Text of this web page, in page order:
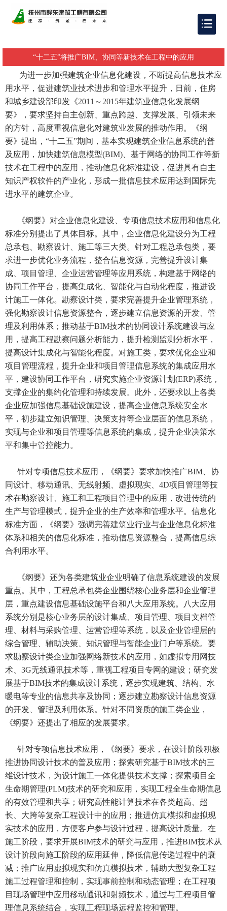
“十二五”将推广BIM、协同等新技术在工程中的应用
为进一步加强建筑企业信息化建设，不断提高信息技术应
用水平，促进建筑业技术进步和管理水平提升，日前，住房
和城乡建设部印发《2011～2015年建筑业信息化发展纲
要》，要求坚持自主创新、重点跨越、支撑发展、引领未来
的方针，高度重视信息化对建筑业发展的推动作用。《纲
要》提出，“十二五”期间，基本实现建筑企业信息系统的普
及应用，加快建筑信息模型(BIM)、基于网络的协同工作等新
技术在工程中的应用，推动信息化标准建设，促进具有自主
知识产权软件的产业化，形成一批信息技术应用达到国际先
进水平的建筑企业。
《纲要》对企业信息化建设、专项信息技术应用和信息化
标准分别提出了具体目标。其中，企业信息化建设分为工程
总承包、勘察设计、施工等三大类。针对工程总承包类，要
求进一步优化业务流程，整合信息资源，完善提升设计集
成、项目管理、企业运营管理等应用系统，构建基于网络的
协同工作平台，提高集成化、智能化与自动化程度，推进设
计施工一体化。勘察设计类，要求完善提升企业管理系统，
强化勘察设计信息资源整合，逐步建立信息资源的开发、管
理及利用体系；推动基于BIM技术的协同设计系统建设与应
用，提高工程勘察问题分析能力，提升检测监测分析水平，
提高设计集成化与智能化程度。对施工类，要求优化企业和
项目管理流程，提升企业和项目管理信息系统的集成应用水
平，建设协同工作平台，研究实施企业资源计划(ERP)系统，
支撑企业的集约化管理和持续发展。此外，还要求以上各类
企业应加强信息基础设施建设，提高企业信息系统安全水
平，初步建立知识管理、决策支持等企业层面的信息系统，
实现与企业和项目管理等信息系统的集成，提升企业决策水
平和集中管控能力。
针对专项信息技术应用，《纲要》要求加快推广BIM、协
同设计、移动通讯、无线射频、虚拟现实、4D项目管理等技
术在勘察设计、施工和工程项目管理中的应用，改进传统的
生产与管理模式，提升企业的生产效率和管理水平。信息化
标准方面，《纲要》强调完善建筑业行业与企业信息化标准
体系和相关的信息化标准，推动信息资源整合，提高信息综
合利用水平。
《纲要》还为各类建筑业企业明确了信息系统建设的发展
重点。其中，工程总承包类企业围绕核心业务层和企业管理
层，重点建设信息基础设施平台和八大应用系统。八大应用
系统分别是核心业务层的设计集成、项目管理、项目文档管
理、材料与采购管理、运营管理等系统，以及企业管理层的
综合管理、辅助决策、知识管理与智能企业门户等系统。要
求勘察设计类企业加强网络新技术的应用，如虚拟专用网技
术、3G无线通讯技术等，重视工程项目专网的建设；研究发
展基于BIM技术的集成设计系统，逐步实现建筑、结构、水
暖电等专业的信息共享及协同；逐步建立勘察设计信息资源
的开发、管理及利用体系。针对不同资质的施工类企业，
《纲要》还提出了相应的发展要求。
针对专项信息技术应用，《纲要》要求，在设计阶段积极
推进协同设计技术的普及应用；探索研究基于BIM技术的三
维设计技术，为设计施工一体化提供技术支撑；探索项目全
生命期管理(PLM)技术的研究和应用，实现工程全生命期信息
的有效管理和共享；研究高性能计算技术在各类超高、超
长、大跨等复杂工程设计中的应用；推进仿真模拟和虚拟现
实技术的应用，方便客户参与设计过程，提高设计质量。在
施工阶段，要求开展BIM技术的研究与应用，推进BIM技术从
设计阶段向施工阶段的应用延伸，降低信息传递过程中的衰
减；推广应用虚拟现实和仿真模拟技术，辅助大型复杂工程
施工过程管理和控制，实现事前控制和动态管理；在工程项
目现场管理中应用移动通讯和射频技术，通过与工程项目管
理信息系统结合，实现工程现场远程监控和管理。